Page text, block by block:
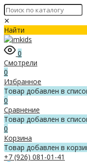
✕
Найти
0
Смотрели
0
Избранное
Товар добавлен в
0
Сравнение
Товар добавлен в
0
Корзина
Товар добавлен в
+7 (926) 081-01-41